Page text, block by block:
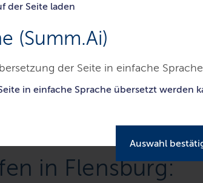
der Seite laden
(Summ.Ai)
der Seite in einfache
in einfache Sprache übersetzt werden
Auswahl
Presse
Callsen betont Bedeutung von Freiheit
in Flensburg: